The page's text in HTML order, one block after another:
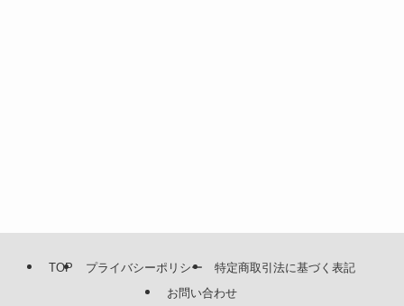
TOP プライバシーポリシー
特定商取引法に基づく表記
お問い合わせ